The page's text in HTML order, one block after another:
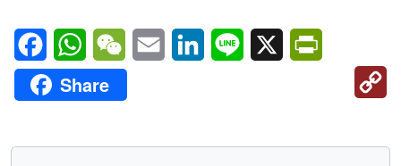
FacebookWhatsAppWeChatEmail LinkedInLine X
Share